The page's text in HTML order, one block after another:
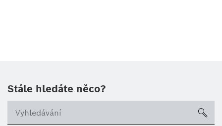
Stále hledáte něco?